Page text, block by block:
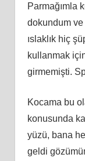
Parmağımla
dokundum ve
ıslaklık hiç
kullanmak
girmemişti.
Kocama bu
konusunda
yüzü, bana
geldi